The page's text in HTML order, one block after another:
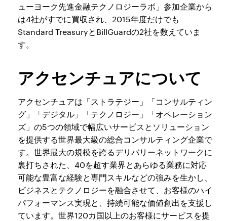
ューヨーク先進金融テクノロジーラボ」参加企業から
は4社がすでに買収され、2015年度だけでも
Standard TreasuryとBillGuardの2社を数えていま
す。
アクセンチュアについて
アクセンチュアは「ストラテジー」「コンサルティン
グ」「デジタル」「テクノロジー」「オペレーション
ズ」の5つの領域で幅広いサービスとソリューション
を提供する世界最大級の総合コンサルティング企業で
す。世界最大の規模を誇るデリバリーネットワークに
裏打ちされた、40を超す業界とあらゆる業務に対応
可能な豊富な経験と専門スキルなどの強みを生かし、
ビジネスとテクノロジーを融合させて、お客様のハイ
パフォーマンス実現と、持続可能な価値創出を支援し
ています。世界120カ国以上のお客様にサービスを提